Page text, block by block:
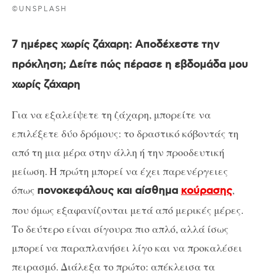
©UNSPLASH
7 ημέρες χωρίς ζάχαρη: Αποδέχεστε την
πρόκληση; Δείτε πώς πέρασε η εβδομάδα μου
χωρίς ζάχαρη
Για να εξαλείψετε τη ζάχαρη, μπορείτε να
επιλέξετε δύο δρόμους: το δραστικό κόβοντάς τη
από τη μια μέρα στην άλλη ή την προοδευτική
μείωση. Η πρώτη μπορεί να έχει παρενέργειες
όπως πονοκεφάλους και αίσθημα κούρασης,
που όμως εξαφανίζονται μετά από μερικές μέρες.
Το δεύτερο είναι σίγουρα πιο απλό, αλλά ίσως
μπορεί να παραπλανήσει λίγο και να προκαλέσει
πειρασμό. Διάλεξα το πρώτο: απέκλεισα τα